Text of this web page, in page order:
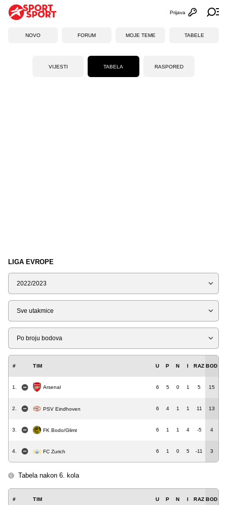
Otvori
Prijava
NOVO FORUM MOJE TEME TABELE
VIJESTI TABELA RASPORED
LIGA EVROPE
Sezona
Tip
Liga
# TIM U P N I RAZ BOD
1. Arsenal 6 5 0 1 5 15
2. PSV Eindhoven 6 4 1 1 11 13
3. FK Bodo/Glimt 6 1 1 4 -5 4
4. FC Zurich 6 1 0 5 -11 3
Tabela nakon 6. kola
# TIM U P N I RAZ BOD